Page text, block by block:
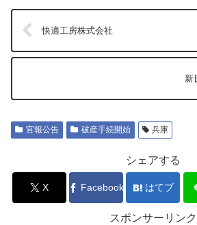
快適工房株式会社
新
官報公告 破産手続開始 兵庫
シェアする
X Facebook はてブ
スポンサーリンク